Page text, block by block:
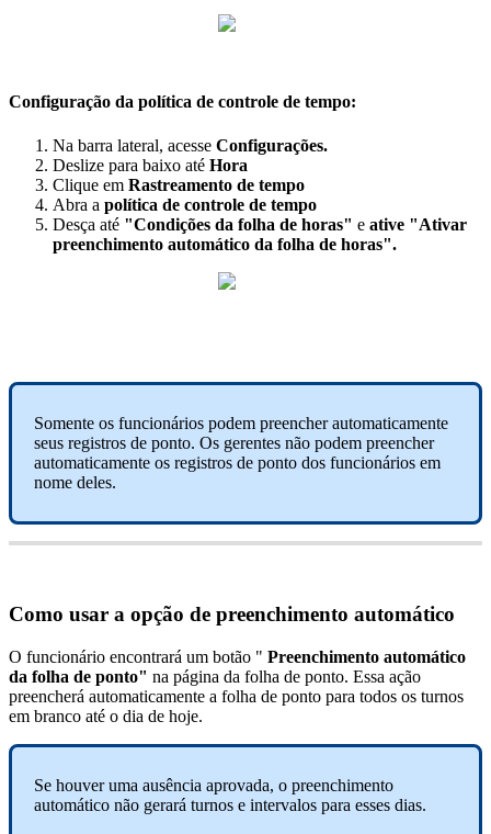
Configuração da política de controle de tempo:
Na barra lateral, acesse Configurações.
Deslize para baixo até Hora
Clique em Rastreamento de tempo
Abra a política de controle de tempo
Desça até "Condições da folha de horas" e ative "Ativar
preenchimento automático da folha de horas".
Somente os funcionários podem preencher automaticamente
seus registros de ponto. Os gerentes não podem preencher
automaticamente os registros de ponto dos funcionários em
nome deles.
Como usar a opção de preenchimento automático
O funcionário encontrará um botão " Preenchimento automático
da folha de ponto" na página da folha de ponto. Essa ação
preencherá automaticamente a folha de ponto para todos os turnos
em branco até o dia de hoje.
Se houver uma ausência aprovada, o preenchimento
automático não gerará turnos e intervalos para esses dias.